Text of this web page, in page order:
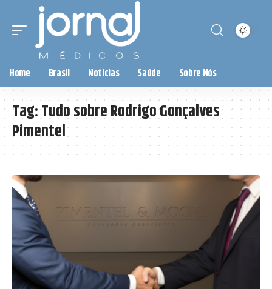
Home Brasil Notícias Saúde Sobre Nós
Tag:Tudo sobre Rodrigo Gonçalves
Pimentel